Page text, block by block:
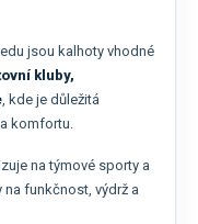
jsou kalhoty vhodné
kluby,
, kde je důležitá
komfortu.
na týmové sporty a
funkčnost, výdrž a